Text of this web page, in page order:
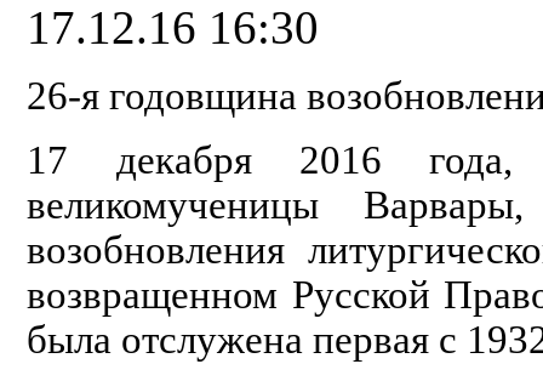
17.12.16 16:30
26-я годовщина
17 декабря 2016 года,
великомученицы
возобновления
возвращенном Русской
была отслужена первая с